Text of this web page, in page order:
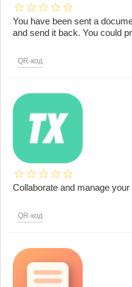
You have been sent a
and send it back. You could
QR-код
Collaborate and manage
QR-код